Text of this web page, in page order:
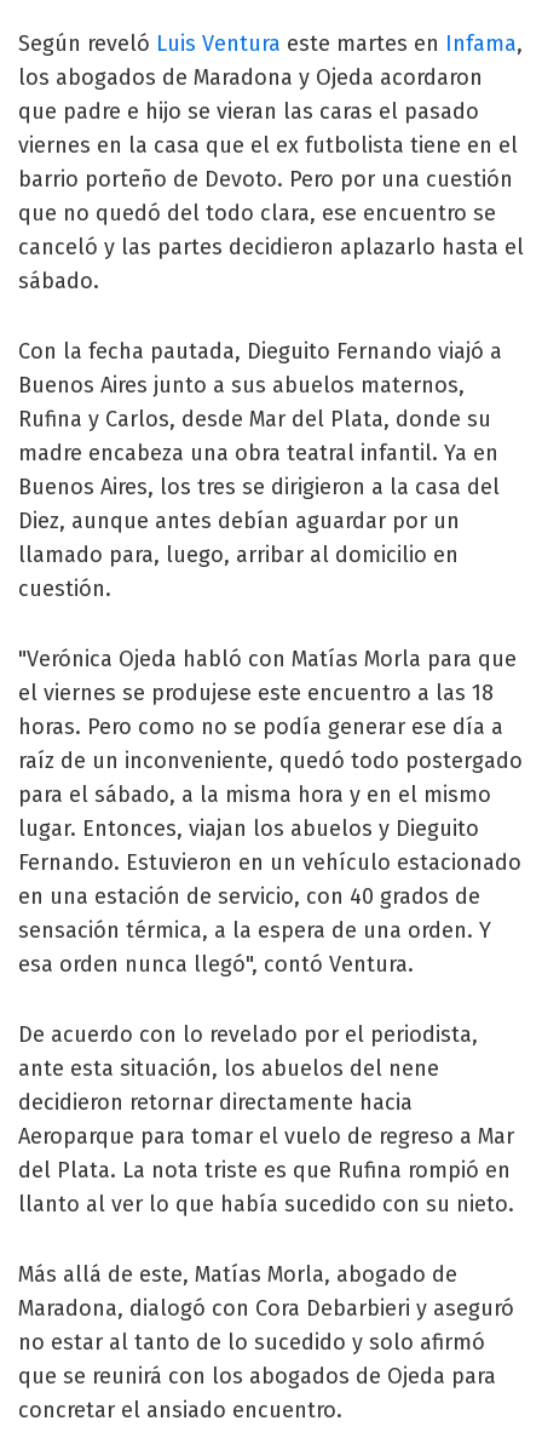
Según reveló Luis Ventura este martes en Infama,
los abogados de Maradona y Ojeda acordaron
que padre e hijo se vieran las caras el pasado
viernes en la casa que el ex futbolista tiene en el
barrio porteño de Devoto. Pero por una cuestión
que no quedó del todo clara, ese encuentro se
canceló y las partes decidieron aplazarlo hasta el
sábado.
Con la fecha pautada, Dieguito Fernando viajó a
Buenos Aires junto a sus abuelos maternos,
Rufina y Carlos, desde Mar del Plata, donde su
madre encabeza una obra teatral infantil. Ya en
Buenos Aires, los tres se dirigieron a la casa del
Diez, aunque antes debían aguardar por un
llamado para, luego, arribar al domicilio en
cuestión.
"Verónica Ojeda habló con Matías Morla para que
el viernes se produjese este encuentro a las 18
horas. Pero como no se podía generar ese día a
raíz de un inconveniente, quedó todo postergado
para el sábado, a la misma hora y en el mismo
lugar. Entonces, viajan los abuelos y Dieguito
Fernando. Estuvieron en un vehículo estacionado
en una estación de servicio, con 40 grados de
sensación térmica, a la espera de una orden. Y
esa orden nunca llegó", contó Ventura.
De acuerdo con lo revelado por el periodista,
ante esta situación, los abuelos del nene
decidieron retornar directamente hacia
Aeroparque para tomar el vuelo de regreso a Mar
del Plata. La nota triste es que Rufina rompió en
llanto al ver lo que había sucedido con su nieto.
Más allá de este, Matías Morla, abogado de
Maradona, dialogó con Cora Debarbieri y aseguró
no estar al tanto de lo sucedido y solo afirmó
que se reunirá con los abogados de Ojeda para
concretar el ansiado encuentro.